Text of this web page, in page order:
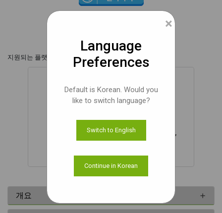
지원되는 플랫폼,
NVIDIA® Jetson AGX Orin™ / AGX Xavier™
개요
×
Language
Preferences
Default is Korean. Would you
like to switch language?
Switch to English
Continue in Korean